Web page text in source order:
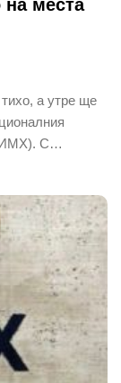
на места
а утре ще
С…